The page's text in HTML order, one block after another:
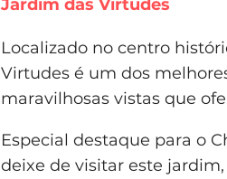
Jardim das Virtudes
Localizado no centro
Virtudes é um dos
maravilhosas vistas que
Especial destaque para o
deixe de visitar este